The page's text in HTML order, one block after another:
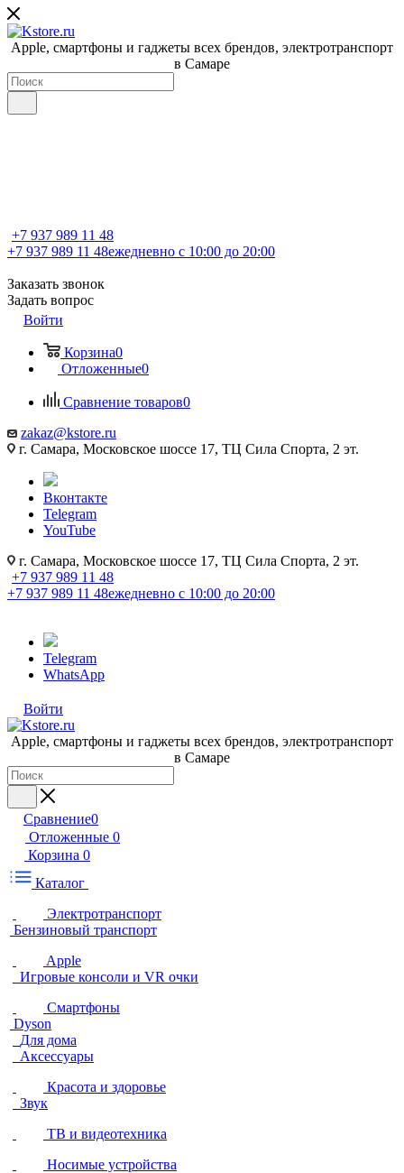
Apple, cмартфоны и гаджеты всех брендов, электротранспорт
в Самаре
+7 937 989 11 48
+7 937 989 11 48ежедневно с 10:00 до 20:00
Заказать звонок
Задать вопрос
Войти
Корзина0
Отложенные0
Сравнение товаров0
zakaz@kstore.ru
г. Самара, Московское шоссе 17, ТЦ Сила Спорта, 2 эт.
Вконтакте
Telegram
YouTube
г. Самара, Московское шоссе 17, ТЦ Сила Спорта, 2 эт.
+7 937 989 11 48
+7 937 989 11 48ежедневно с 10:00 до 20:00
Telegram
WhatsApp
Войти
Apple, cмартфоны и гаджеты всех брендов, электротранспорт
в Самаре
Сравнение0
Отложенные 0
Корзина 0
Каталог
Электротранспорт
Бензиновый транспорт
Apple
Игровые консоли и VR очки
Смартфоны
Dyson
Для дома
Аксессуары
Красота и здоровье
Звук
ТВ и видеотехника
Носимые устройства